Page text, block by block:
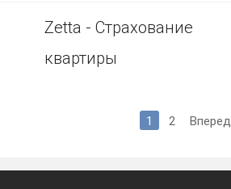
Zetta - Страхование
квартиры
1 2 Вперед